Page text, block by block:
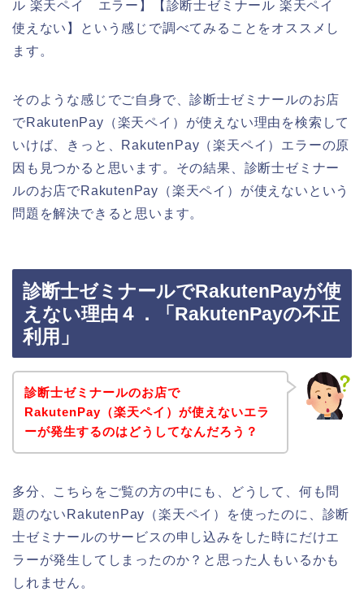
ル 楽天ペイ エラー】【診断士ゼミナール 楽天ペイ
使えない】という感じで調べてみることをオススメし
ます。
そのような感じでご自身で、診断士ゼミナールのお店
でRakutenPay（楽天ペイ）が使えない理由を検索して
いけば、きっと、RakutenPay（楽天ペイ）エラーの原
因も見つかると思います。その結果、診断士ゼミナー
ルのお店でRakutenPay（楽天ペイ）が使えないという
問題を解決できると思います。
診断士ゼミナールでRakutenPayが使
えない理由４．「RakutenPayの不正
利用」
診断士ゼミナールのお店で
RakutenPay（楽天ペイ）が使えないエラ
ーが発生するのはどうしてなんだろう？
多分、こちらをご覧の方の中にも、どうして、何も問
題のないRakutenPay（楽天ペイ）を使ったのに、診断
士ゼミナールのサービスの申し込みをした時にだけエ
ラーが発生してしまったのか？と思った人もいるかも
しれません。